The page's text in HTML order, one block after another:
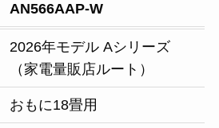
AN566AAP-W
2026年モデル Aシリーズ
（家電量販店ルート）
おもに18畳用